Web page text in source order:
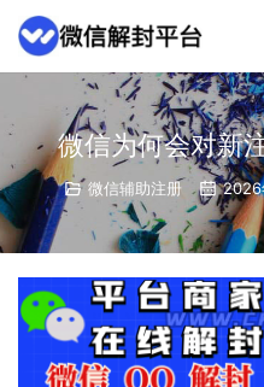
微信为何会对新
微信辅助注册 2026